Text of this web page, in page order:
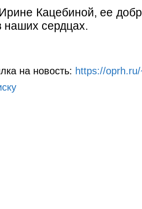
Кацебиной, ее
наших сердцах.
на новость: https://